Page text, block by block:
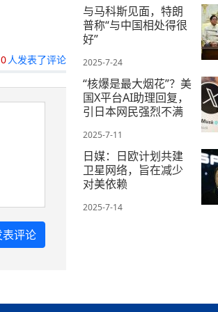
0 人发表了评论
与马科斯见面，特朗
普称“与中国相处得很
好”
2025-7-24
“核爆是最大烟花”？美
国X平台AI助理回复，
引日本网民强烈不满
2025-7-11
日媒：日欧计划共建
卫星网络，旨在减少
对美依赖
2025-7-14